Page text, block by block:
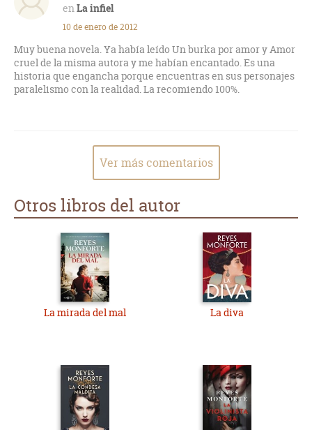
La infiel
10 de enero de 2012
Muy buena novela. Ya había leído Un burka por amor y Amor
cruel de la misma autora y me habían encantado. Es una
historia que engancha porque encuentras en sus personajes
paralelismo con la realidad. La recomiendo 100%.
Ver más comentarios
Otros libros del autor
La mirada del mal La diva